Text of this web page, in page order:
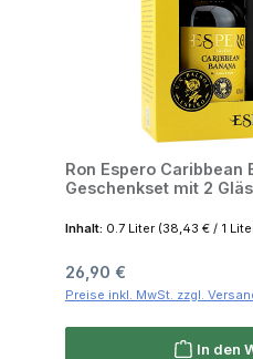
Ron Espero Caribbean
Geschenkset mit 2
Inhalt: 0.7 Liter (38,43 € / 1
Regulärer Preis:
26,90 €
Preise inkl. MwSt. zzgl.
In den